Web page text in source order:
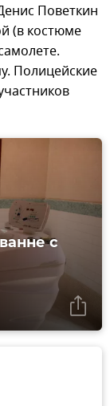
Поветкин
(в костюме
Полицейские
с